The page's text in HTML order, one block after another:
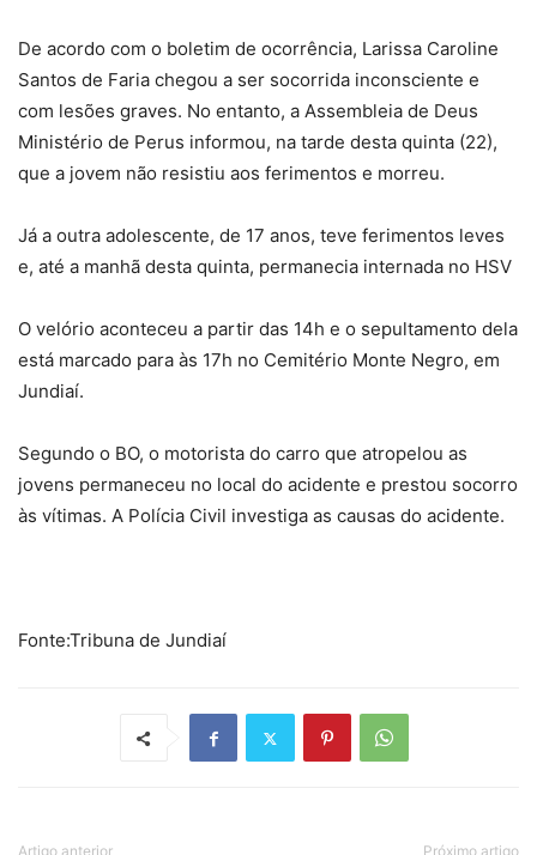
De acordo com o boletim de ocorrência, Larissa Caroline
Santos de Faria chegou a ser socorrida inconsciente e
com lesões graves. No entanto, a Assembleia de Deus
Ministério de Perus informou, na tarde desta quinta (22),
que a jovem não resistiu aos ferimentos e morreu.
Já a outra adolescente, de 17 anos, teve ferimentos leves
e, até a manhã desta quinta, permanecia internada no HSV
O velório aconteceu a partir das 14h e o sepultamento dela
está marcado para às 17h no Cemitério Monte Negro, em
Jundiaí.
Segundo o BO, o motorista do carro que atropelou as
jovens permaneceu no local do acidente e prestou socorro
às vítimas. A Polícia Civil investiga as causas do acidente.
Fonte:Tribuna de Jundiaí
Artigo anterior Próximo artigo